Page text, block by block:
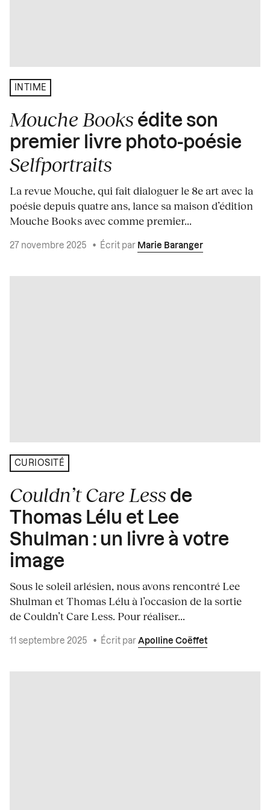
INTIME
Mouche Books édite son
premier livre photo-poésie
Selfportraits
La revue Mouche, qui fait dialoguer le 8e art avec la
poésie depuis quatre ans, lance sa maison d’édition
Mouche Books avec comme premier...
27 novembre 2025 • Écrit par Marie Baranger
CURIOSITÉ
Couldn’t Care Less de
Thomas Lélu et Lee
Shulman : un livre à votre
image
Sous le soleil arlésien, nous avons rencontré Lee
Shulman et Thomas Lélu à l’occasion de la sortie
de Couldn’t Care Less. Pour réaliser...
11 septembre 2025 • Écrit par Apolline Coëffet